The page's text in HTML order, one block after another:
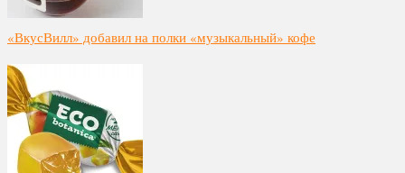
«ВкусВилл» добавил на полки «музыкальный» кофе